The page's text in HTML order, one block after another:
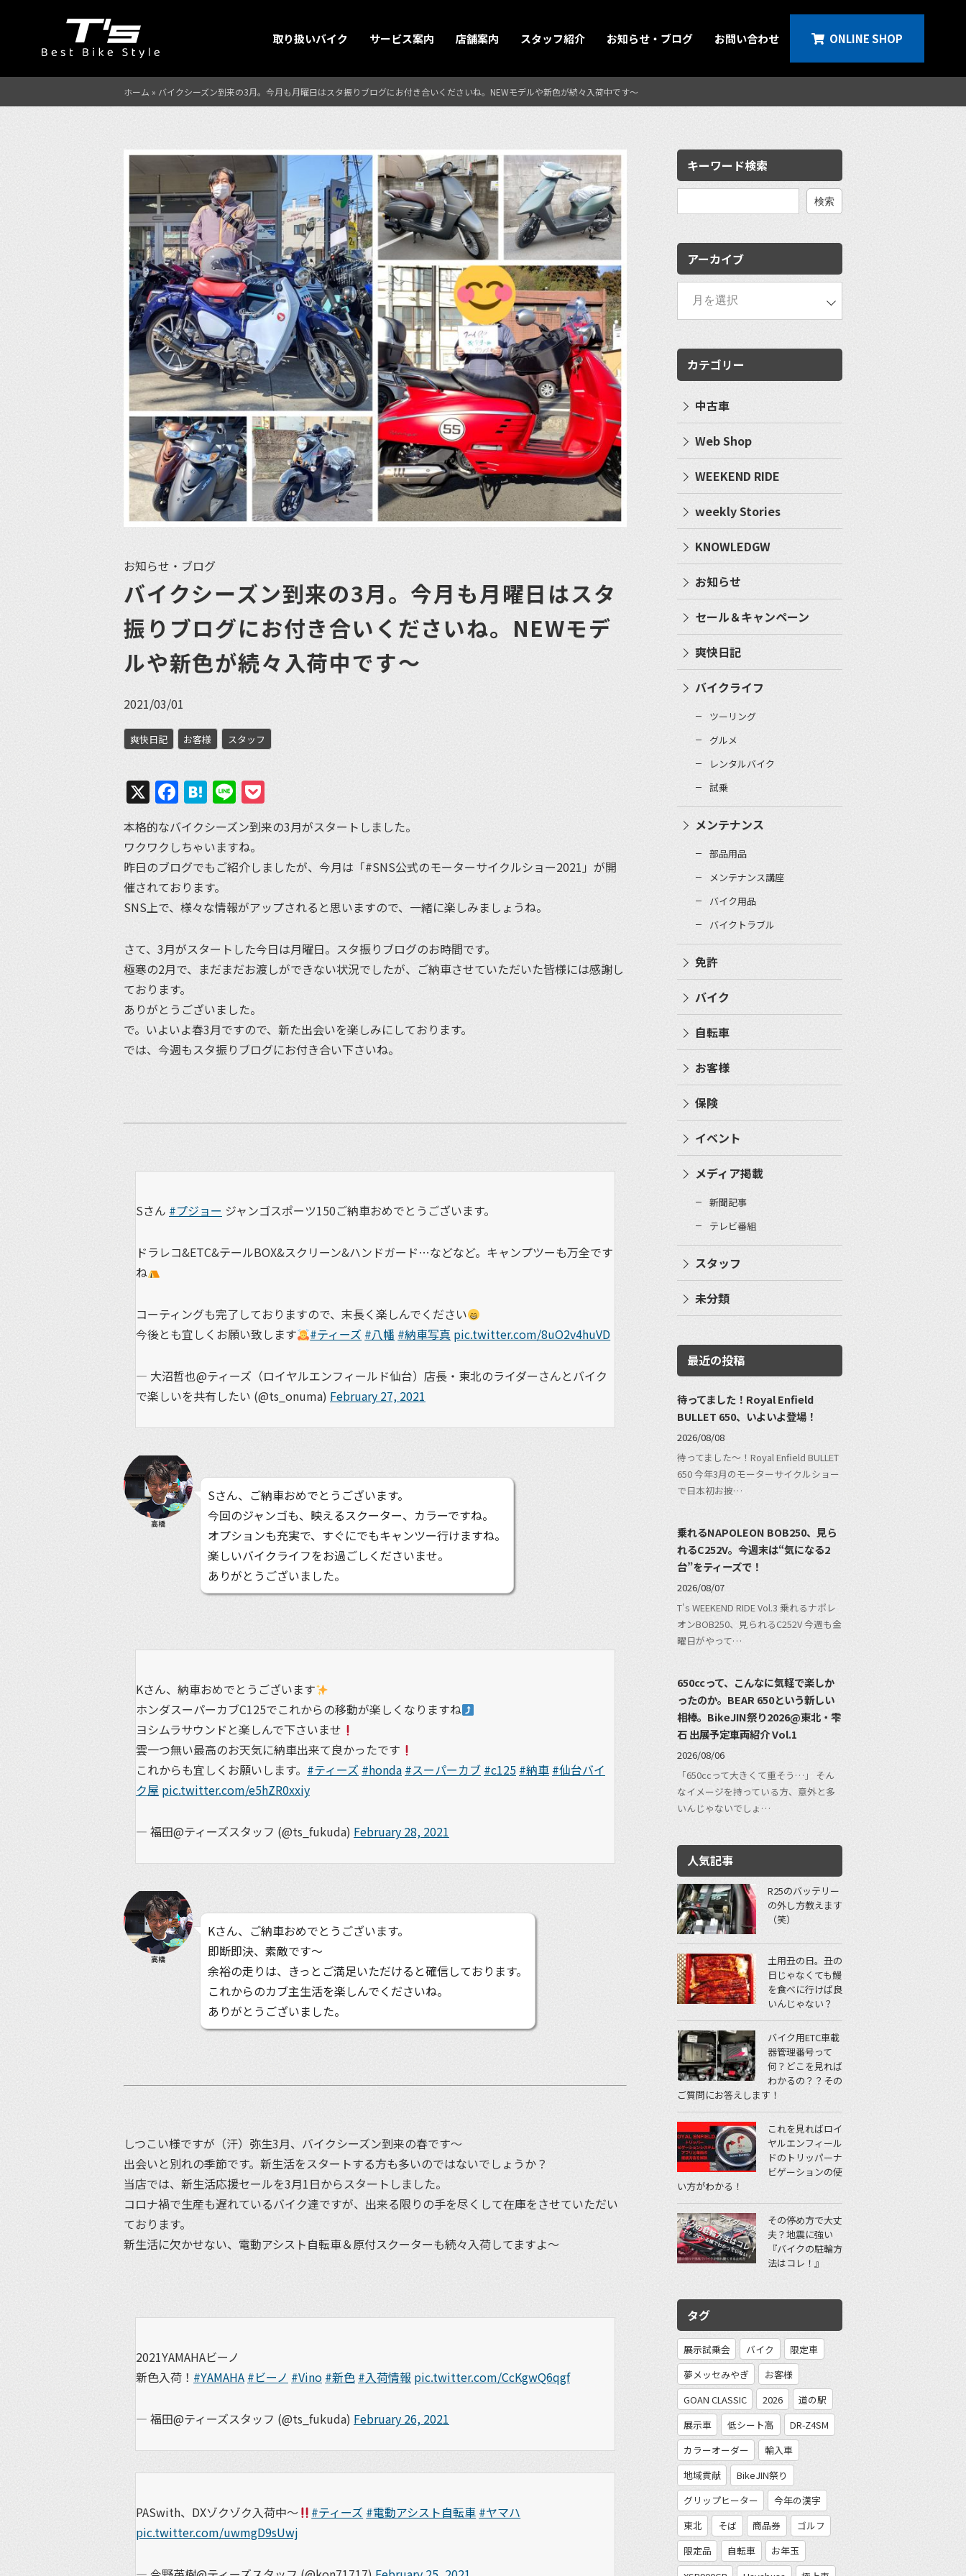
取り扱いバイク サービス案内 店舗案内 スタッフ紹介 お知らせ・ブログ お問い合わせ ONLINE SHOP
ホーム » バイクシーズン到来の3月。今月も月曜日はスタ振りブログにお付き合いくださいね。NEWモデルや新色が続々入荷中です〜
お知らせ・ブログ
バイクシーズン到来の3月。今月も月曜日はスタ
振りブログにお付き合いくださいね。NEWモデ
ルや新色が続々入荷中です〜
2021/03/01
爽快日記 お客様 スタッフ
X Facebook
Hatena
Line
本格的なバイクシーズン到来の3月がスタートしました。
ワクワクしちゃいますね。
昨日のブログでもご紹介しましたが、今月は「#SNS公式のモーターサイクルショー2021」が開
催されております。
SNS上で、様々な情報がアップされると思いますので、一緒に楽しみましょうね。
さて、3月がスタートした今日は月曜日。スタ振りブログのお時間です。
極寒の2月で、まだまだお渡しができない状況でしたが、ご納車させていただいた皆様には感謝し
ております。
ありがとうございました。
で。いよいよ春3月ですので、新た出会いを楽しみにしております。
では、今週もスタ振りブログにお付き合い下さいね。
Sさん #プジョー ジャンゴスポーツ150ご納車おめでとうございます。
ドラレコ&ETC&テールBOX&スクリーン&ハンドガード…などなど。キャンプツーも万全です
ね
コーティングも完了しておりますので、末長く楽しんでください
今後とも宜しくお願い致します
#ティーズ #八幡 #納車写真 pic.twitter.com/8uO2v4huVD
— 大沼哲也@ティーズ（ロイヤルエンフィールド仙台）店長・東北のライダーさんとバイク
で楽しいを共有したい (@ts_onuma) February 27, 2021
高橋
Sさん、ご納車おめでとうございます。
今回のジャンゴも、映えるスクーター、カラーですね。
オプションも充実で、すぐにでもキャンツー行けますね。
楽しいバイクライフをお過ごしくださいませ。
ありがとうございました。
Kさん、納車おめでとうございます
ホンダスーパーカブC125でこれからの移動が楽しくなりますね
ヨシムラサウンドと楽しんで下さいませ
雲一つ無い最高のお天気に納車出来て良かったです
これからも宜しくお願いします。 #ティーズ #honda #スーパーカブ #c125 #納車 #仙台バイ
ク屋 pic.twitter.com/e5hZR0xxiy
— 福田@ティーズスタッフ (@ts_fukuda) February 28, 2021
高橋
Kさん、ご納車おめでとうございます。
即断即決、素敵です〜
余裕の走りは、きっとご満足いただけると確信しております。
これからのカブ主生活を楽しんでくださいね。
ありがとうございました。
しつこい様ですが（汗）弥生3月、バイクシーズン到来の春です〜
出会いと別れの季節です。新生活をスタートする方も多いのではないでしょうか？
当店では、新生活応援セールを3月1日からスタートしました。
コロナ禍で生産も遅れているバイク達ですが、出来る限りの手を尽くして在庫をさせていただい
ております。
新生活に欠かせない、電動アシスト自転車＆原付スクーターも続々入荷してますよ〜
2021YAMAHAビーノ
新色入荷！ #YAMAHA #ビーノ #Vino #新色 #入荷情報 pic.twitter.com/CcKgwQ6qgf
— 福田@ティーズスタッフ (@ts_fukuda) February 26, 2021
PASwith、DXゾクゾク入荷中～ #ティーズ #電動アシスト自転車 #ヤマハ
pic.twitter.com/uwmgD9sUwj
キーワード検索
検
アーカイブ
カテゴリー
中古車
Web Shop
WEEKEND RIDE
weekly Stories
KNOWLEDGW
お知らせ
セール＆キャンペーン
爽快日記
バイクライフ
ツーリング
グルメ
レンタルバイク
試乗
メンテナンス
部品用品
メンテナンス講座
バイク用品
バイクトラブル
免許
バイク
自転車
お客様
保険
イベント
メディア掲載
新聞記事
テレビ番組
スタッフ
未分類
最近の投稿
待ってました！Royal Enfield
BULLET 650、いよいよ登場！
2026/08/08
待ってました〜！Royal Enfield BULLET
650 今年3月のモーターサイクルショー
で日本初お披…
乗れるNAPOLEON BOB250、見ら
れるC252V。今週末は“気になる2
台”をティーズで！
2026/08/07
T's WEEKEND RIDE Vol.3 乗れるナポレ
オンBOB250、見られるC252V 今週も金
曜日がやって…
650ccって、こんなに気軽で楽しか
ったのか。BEAR 650という新しい
相棒。BikeJIN祭り2026@東北・雫
石 出展予定車両紹介 Vol.1
2026/08/06
「650ccって大きくて重そう…」 そん
なイメージを持っている方、意外と多
いんじゃないでしょ…
人気記事
R25のバッテリー
の外し方教えます
（笑）
土用丑の日。丑の
日じゃなくても鰻
を食べに行けば良
いんじゃない？
バイク用ETC車載
器管理番号って
何？どこを見れば
わかるの？？その
ご質問にお答えします！
これを見ればロイ
ヤルエンフィール
ドのトリッパーナ
ビゲーションの使
い方がわかる！
その停め方で大丈
夫？地震に強い
『バイクの駐輪方
法はコレ！』
タグ
展示試乗会 バイク
限定車
夢メッセみやぎ
お客様
GOAN CLASSIC
2026
道の駅
展示車
低シート高
DR-Z4SM
カラーオーダー
輸入車
地域貢献
BikeJIN祭り
グリップヒーター
今年の漢字
東北
そば 商品券
ゴルフ
限定品
自転車
お年玉